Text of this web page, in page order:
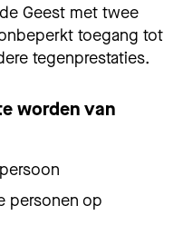
Geest met twee
toegang tot
tegenprestaties.
worden van
personen op